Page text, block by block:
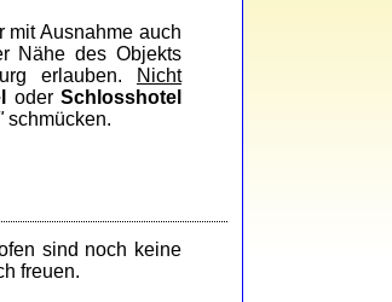
Ausnahme auch
Nähe des Objekts
erlauben.
Nicht
oderSchlosshotel
schmücken.
sind noch keine
freuen.